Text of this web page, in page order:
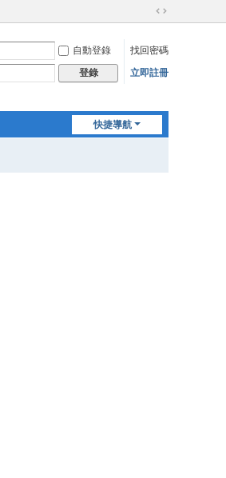
切
到
寬
自動登錄
找回密碼
登錄 立即註冊
快捷導航